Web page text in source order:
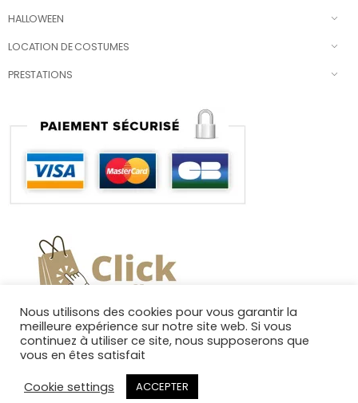
HALLOWEEN
LOCATION DE COSTUMES
PRESTATIONS
Copyright 2025. Tous droits réservés.
Nous utilisons des cookies pour vous garantir la
meilleure expérience sur notre site web. Si vous
continuez à utiliser ce site, nous supposerons que
vous en êtes satisfait
Cookie settings
ACCEPTER